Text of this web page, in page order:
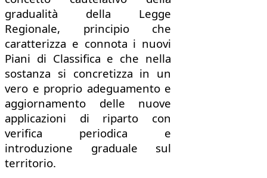
gradualità della Legge
Regionale, principio che
caratterizza e connota i nuovi
Piani di Classifica e che nella
sostanza si concretizza in un
vero e proprio adeguamento e
aggiornamento delle nuove
applicazioni di riparto con
verifica periodica e
introduzione graduale sul
territorio.